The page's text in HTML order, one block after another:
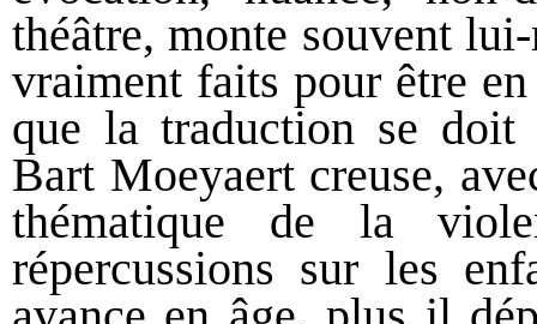
théâtre, monte souvent
vraiment faits pour être
que la traduction se doit
Bart Moeyaert creuse,
thématique de la
répercussions sur les